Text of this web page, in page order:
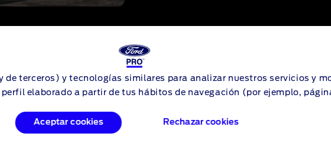
de terceros) y tecnologías similares para analizar nuestros servicios y
perfil elaborado a partir de tus hábitos de navegación (por ejemplo,
Aceptar cookies Rechazar cookies
de la ciudad, el modelo
perfecto para ti. Al ser un
límites al centro de la